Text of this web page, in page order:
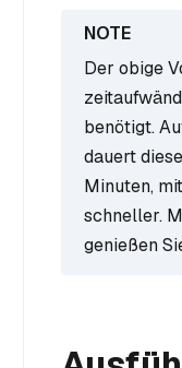
Der obige
benötigt.
dauert
Minuten,
schneller.
genießen